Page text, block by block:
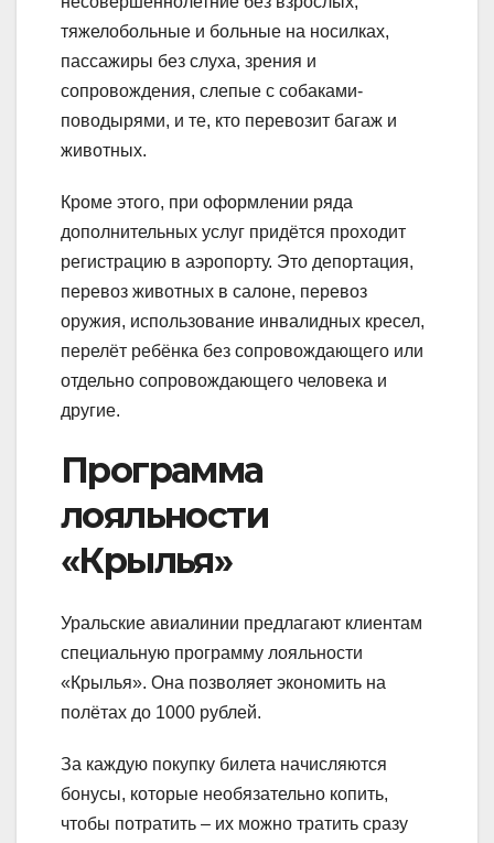
тяжелобольные и больные на носилках,
пассажиры без слуха, зрения и
сопровождения, слепые с собаками-
поводырями, и те, кто перевозит багаж и
животных.
Кроме этого, при оформлении ряда
дополнительных услуг придётся проходит
регистрацию в аэропорту. Это депортация,
перевоз животных в салоне, перевоз
оружия, использование инвалидных кресел,
перелёт ребёнка без сопровождающего или
отдельно сопровождающего человека и
другие.
Программа
лояльности
«Крылья»
Уральские авиалинии предлагают клиентам
специальную программу лояльности
«Крылья». Она позволяет экономить на
полётах до 1000 рублей.
За каждую покупку билета начисляются
бонусы, которые необязательно копить,
чтобы потратить – их можно тратить сразу